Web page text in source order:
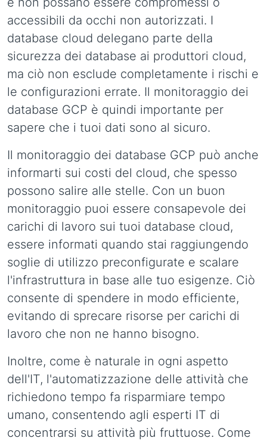
accessibili da occhi non autorizzati. I
database cloud delegano parte della
sicurezza dei database ai produttori cloud,
ma ciò non esclude completamente i rischi e
le configurazioni errate. Il monitoraggio dei
database GCP è quindi importante per
sapere che i tuoi dati sono al sicuro.
Il monitoraggio dei database GCP può anche
informarti sui costi del cloud, che spesso
possono salire alle stelle. Con un buon
monitoraggio puoi essere consapevole dei
carichi di lavoro sui tuoi database cloud,
essere informati quando stai raggiungendo
soglie di utilizzo preconfigurate e scalare
l'infrastruttura in base alle tuo esigenze. Ciò
consente di spendere in modo efficiente,
evitando di sprecare risorse per carichi di
lavoro che non ne hanno bisogno.
Inoltre, come è naturale in ogni aspetto
dell'IT, l'automatizzazione delle attività che
richiedono tempo fa risparmiare tempo
umano, consentendo agli esperti IT di
concentrarsi su attività più fruttuose. Come